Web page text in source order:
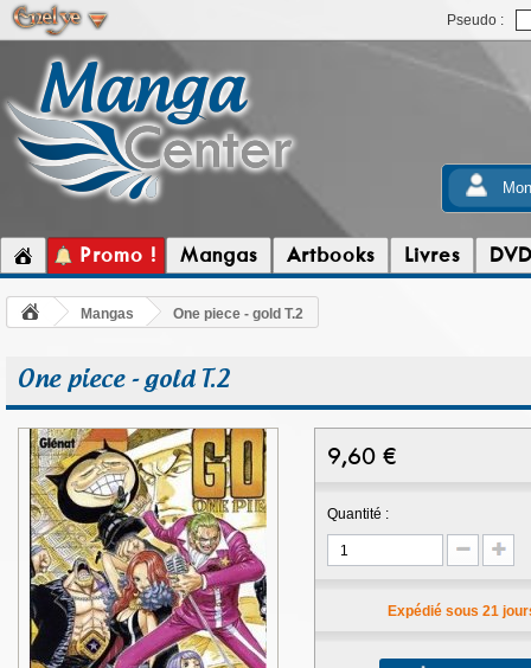
Pseudo :
Promo ! Mangas Artbooks Livres DVD
Mangas One piece - gold T.2
One piece - gold T.2
9,60 €
Quantité :
Expédié sous 21